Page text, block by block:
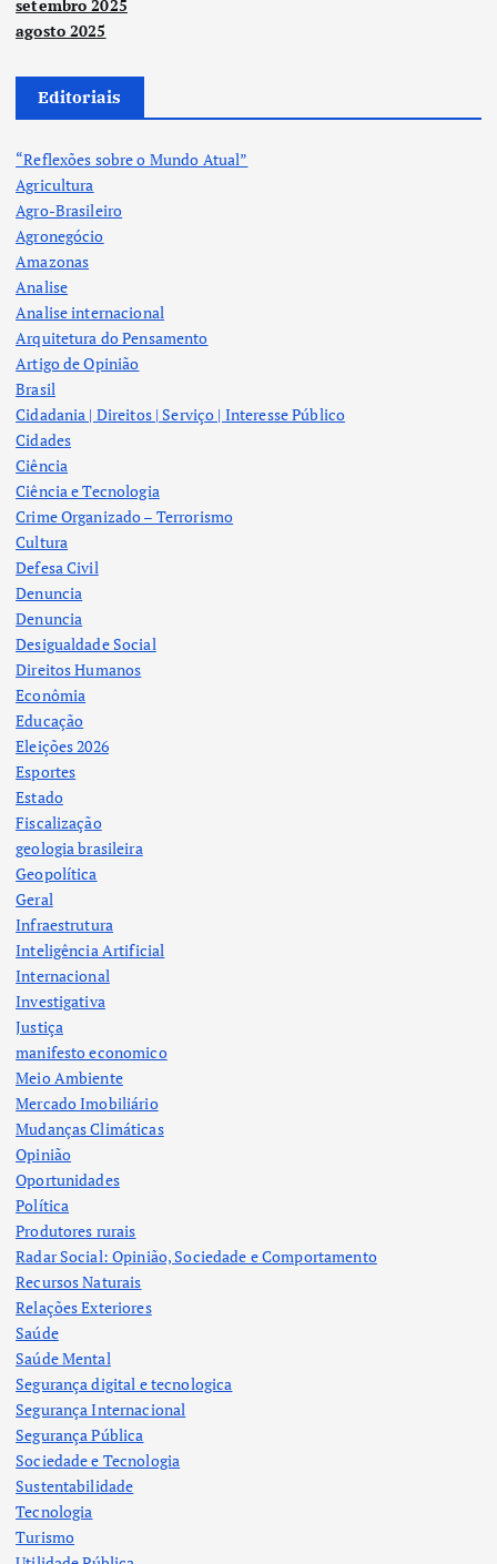
setembro 2025
agosto 2025
Editoriais
“Reflexões sobre o Mundo Atual”
Agricultura
Agro-Brasileiro
Agronegócio
Amazonas
Analise
Analise internacional
Arquitetura do Pensamento
Artigo de Opinião
Brasil
Cidadania | Direitos | Serviço | Interesse Público
Cidades
Ciência
Ciência e Tecnologia
Crime Organizado – Terrorismo
Cultura
Defesa Civil
Denuncia
Denuncia
Desigualdade Social
Direitos Humanos
Econômia
Educação
Eleições 2026
Esportes
Estado
Fiscalização
geologia brasileira
Geopolítica
Geral
Infraestrutura
Inteligência Artificial
Internacional
Investigativa
Justiça
manifesto economico
Meio Ambiente
Mercado Imobiliário
Mudanças Climáticas
Opinião
Oportunidades
Política
Produtores rurais
Radar Social: Opinião, Sociedade e Comportamento
Recursos Naturais
Relações Exteriores
Saúde
Saúde Mental
Segurança digital e tecnologica
Segurança Internacional
Segurança Pública
Sociedade e Tecnologia
Sustentabilidade
Tecnologia
Turismo